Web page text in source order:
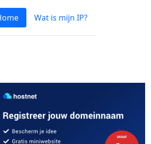
Wat is mijn IP?